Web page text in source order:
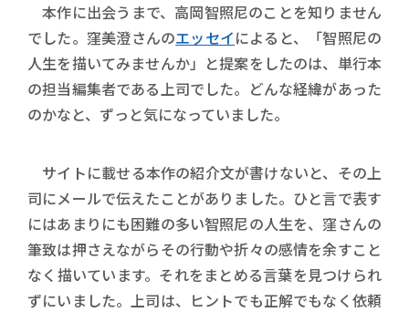
本作に出会うまで、高岡智照尼のことを知りません
でした。窪美澄さんのエッセイによると、「智照尼の
人生を描いてみませんか」と提案をしたのは、単行本
の担当編集者である上司でした。どんな経緯があった
のかなと、ずっと気になっていました。
サイトに載せる本作の紹介文が書けないと、その上
司にメールで伝えたことがありました。ひと言で表す
にはあまりにも困難の多い智照尼の人生を、窪さんの
筆致は押さえながらその行動や折々の感情を余すこと
なく描いています。それをまとめる言葉を見つけられ
ずにいました。上司は、ヒントでも正解でもなく依頼